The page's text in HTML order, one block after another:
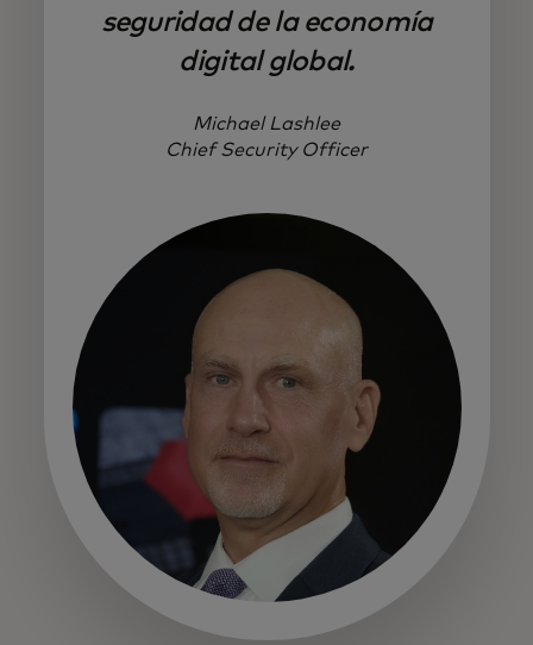
seguridad de la economía
digital global.
Michael Lashlee
Chief Security Officer
se abre en una pestaña nueva